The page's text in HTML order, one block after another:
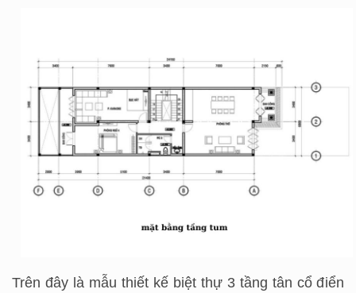
Trên đây là mẫu thiết kế biệt thự 3 tầng tân cổ điển